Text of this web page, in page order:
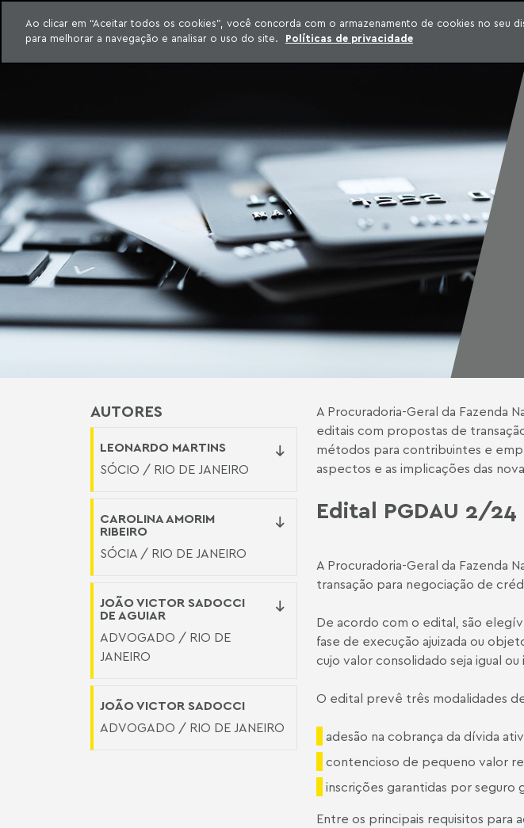
para o conteúdo
Machado Meyer
INTELIGÊNCIA JURÍDICA
CONTEÚDO EXCLUSIVO MACHADO MEYER ADVOGADOS
SÉRIES
AUTORES
LEONARDO MARTINS
SÓCIO / RIO DE JANEIRO
CAROLINA AMORIM
RIBEIRO
SÓCIA / RIO DE JANEIRO
JOÃO VICTOR SADOCCI
DE AGUIAR
ADVOGADO / RIO DE
JANEIRO
JOÃO VICTOR SADOCCI
ADVOGADO / RIO DE JANEIRO
A Procuradoria-Geral da Fazenda
editais com propostas de
métodos para contribuintes e
aspectos e as implicações das
Edital PGDAU 2/24
A Procuradoria-Geral da Fazenda
transação para negociação de
De acordo com o edital, são
fase de execução ajuizada ou
cujo valor consolidado seja igual
O edital prevê três modalidades
adesão na cobrança da dívida
contencioso de pequeno valor
inscrições garantidas por seguro
Entre os principais requisitos para
Ao clicar em “Aceitar todos os cookies”, você concorda com o armazenamento de cookies no seu
para melhorar a navegação e analisar o uso do site.
Políticas de privacidade